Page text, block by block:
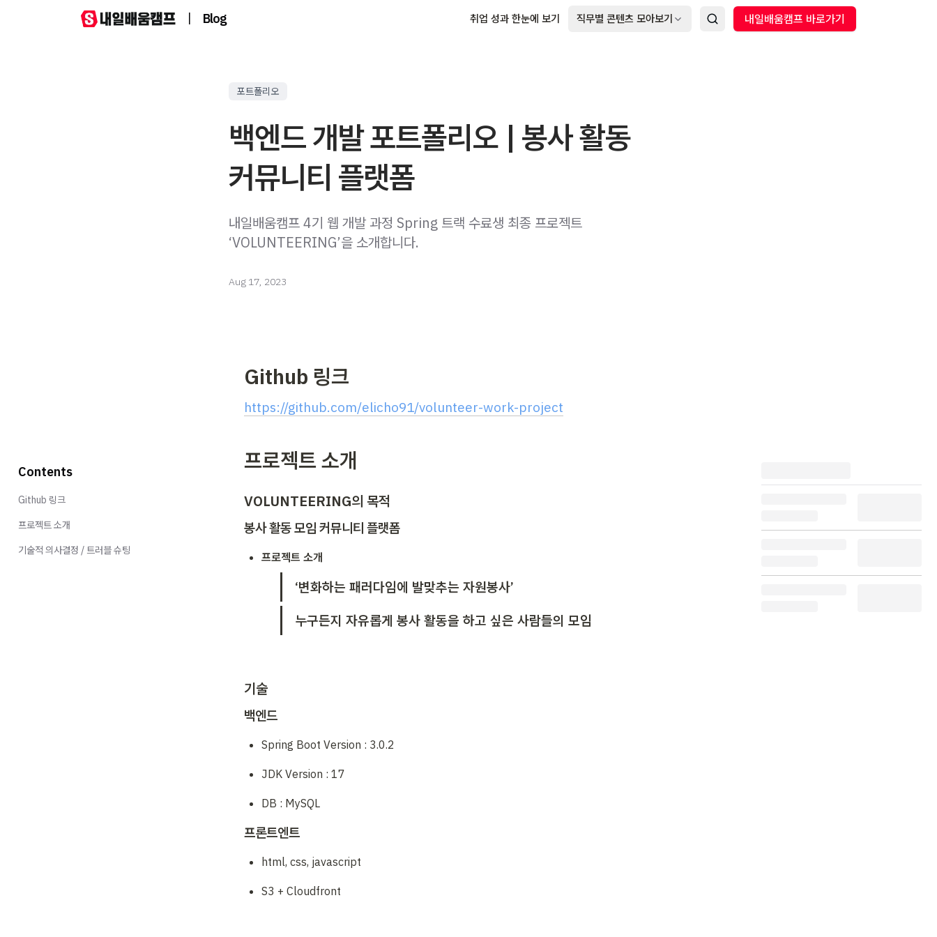
| Blog 취업 성과 한눈에 보기 직무별 콘텐츠 모아보기 내일배움캠프 바로가기
포트폴리오
백엔드 개발 포트폴리오 | 봉사 활동
커뮤니티 플랫폼
내일배움캠프 4기 웹 개발 과정 Spring 트랙 수료생 최종 프로젝트
‘VOLUNTEERING’을 소개합니다.
Aug 17, 2023
Github 링크
https://github.com/elicho91/volunteer-work-project
프로젝트 소개
VOLUNTEERING의 목적
봉사 활동 모임 커뮤니티 플랫폼
프로젝트 소개
‘변화하는 패러다임에 발맞추는 자원봉사’
누구든지 자유롭게 봉사 활동을 하고 싶은 사람들의 모임
기술
백엔드
Spring Boot Version : 3.0.2
JDK Version : 17
DB : MySQL
프론트엔트
html, css, javascript
S3 + Cloudfront
Contents
Github 링크
프로젝트 소개
기술적 의사결정 / 트러블 슈팅